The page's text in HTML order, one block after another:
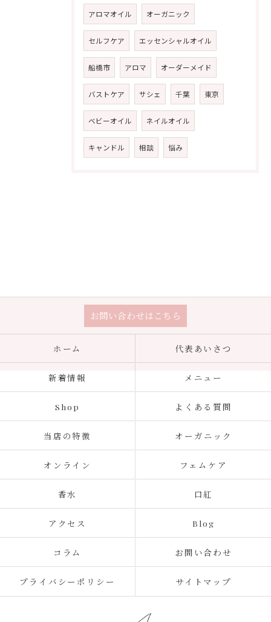
アロマオイル オーガニック
セルフケア エッセンシャルオイル
船橋市 アロマ オーダーメイド
バストケア サシェ 千葉 東京
ベビーオイル ネイルオイル
キャンドル 相談 悩み
お問い合わせはこちら
ホーム 代表あいさつ
新着情報 メニュー
Shop よくある質問
当店の特徴 オーガニック
オンライン フェムケア
香水 口紅
アクセス Blog
コラム お問い合わせ
プライバシーポリシー サイトマップ